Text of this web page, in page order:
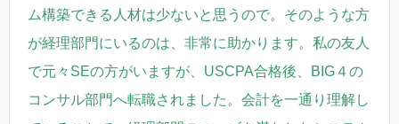
ム構築できる人材は少ないと思うので。そのような方
が経理部門にいるのは、非常に助かります。 私の友人
で元々SEの方がいますが、USCPA合格後、BIG４の
コンサル部門へ転職されました。会計を一通り理解し